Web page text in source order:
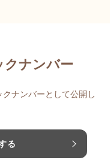
クナンバー
ナンバーとして公開し
る